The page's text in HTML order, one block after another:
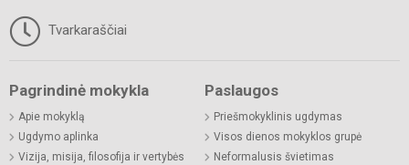
Tvarkaraščiai
Pagrindinė mokykla
Apie mokyklą
Ugdymo aplinka
Vizija, misija, filosofija ir vertybės
Paslaugos
Priešmokyklinis ugdymas
Visos dienos mokyklos grupė
Neformalusis švietimas